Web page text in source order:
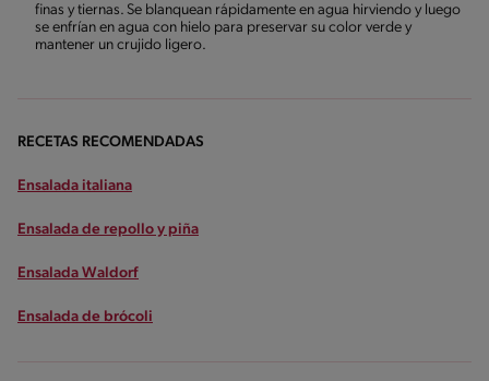
finas y tiernas. Se blanquean rápidamente en agua hirviendo y luego
se enfrían en agua con hielo para preservar su color verde y
mantener un crujido ligero.
RECETAS RECOMENDADAS
Ensalada italiana
Ensalada de repollo y piña
Ensalada Waldorf
Ensalada de brócoli